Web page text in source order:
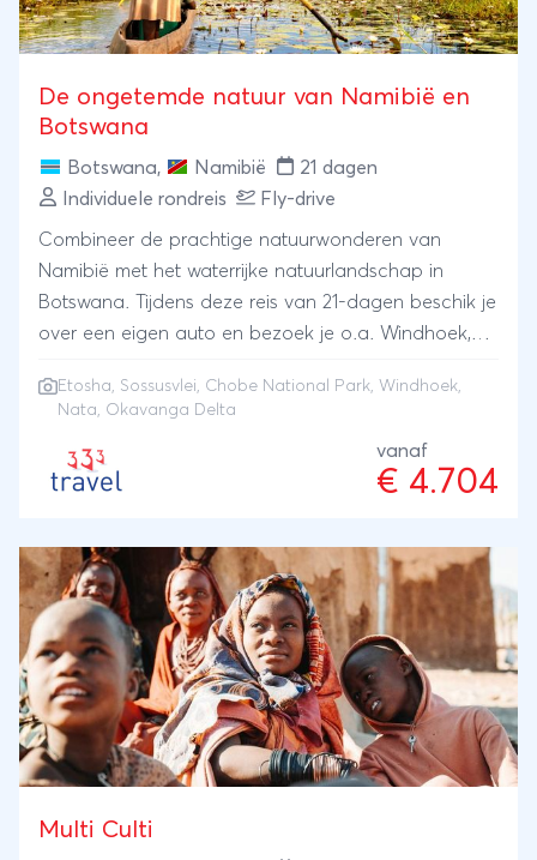
De ongetemde natuur van Namibië en
Botswana
Botswana, Namibië
21 dagen
Individuele rondreis
Fly-drive
Combineer de prachtige natuurwonderen van
Namibië met het waterrijke natuurlandschap in
Botswana. Tijdens deze reis van 21-dagen beschik je
over een eigen auto en bezoek je o.a. Windhoek,
Delta.
Etosha, Sossusvlei, Chobe National Park, Windhoek,
Nata, Okavanga Delta
vanaf
€ 4.704
Multi Culti